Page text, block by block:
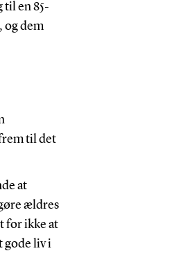
til en 85-
og dem
til det
at
ældres
for ikke at
gode liv i